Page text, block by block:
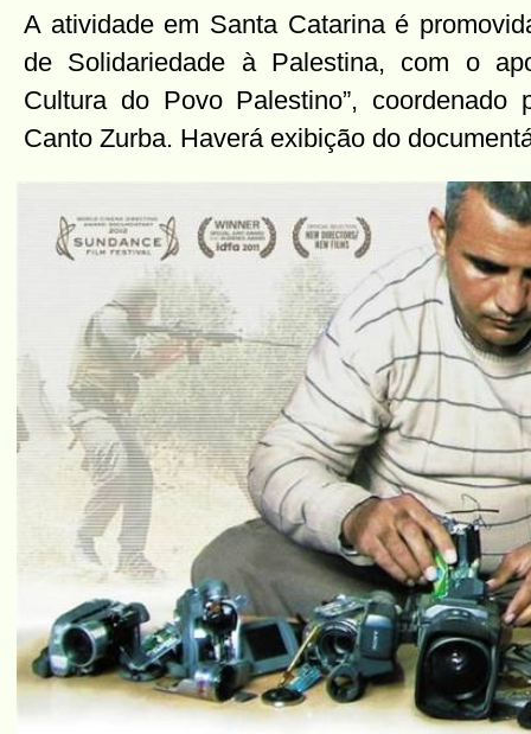
A atividade em Santa Catarina é
de Solidariedade à Palestina, com o
Cultura do Povo Palestino”, coordenado
Canto Zurba. Haverá exibição do